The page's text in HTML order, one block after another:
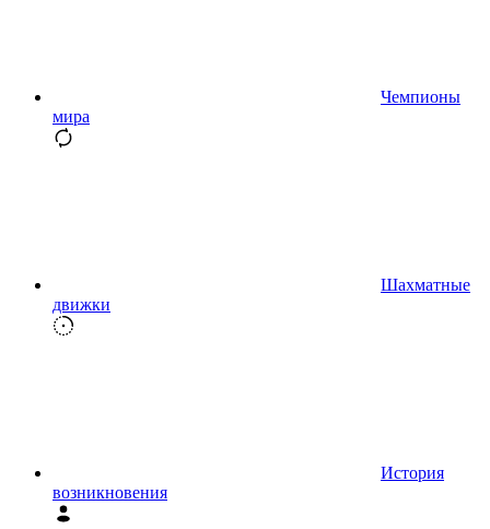
Чемпионы
мира
Шахматные
движки
История
возникновения